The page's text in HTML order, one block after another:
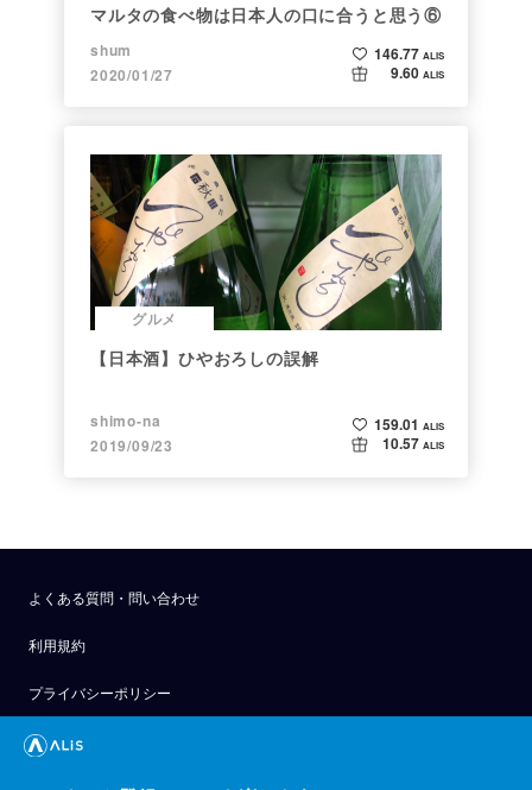
マルタの食べ物は日本人の口に合うと思う⑥
shum
2020/01/27
146.77 ALIS
9.60 ALIS
グルメ
【日本酒】ひやおろしの誤解
shimo-na
2019/09/23
159.01 ALIS
10.57 ALIS
よくある質問・問い合わせ
利用規約
プライバシーポリシー
公式アナウンス